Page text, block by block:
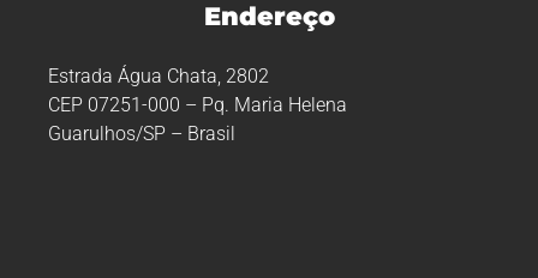
Endereço
Estrada Água Chata, 2802
CEP 07251-000 – Pq. Maria Helena
Guarulhos/SP – Brasil